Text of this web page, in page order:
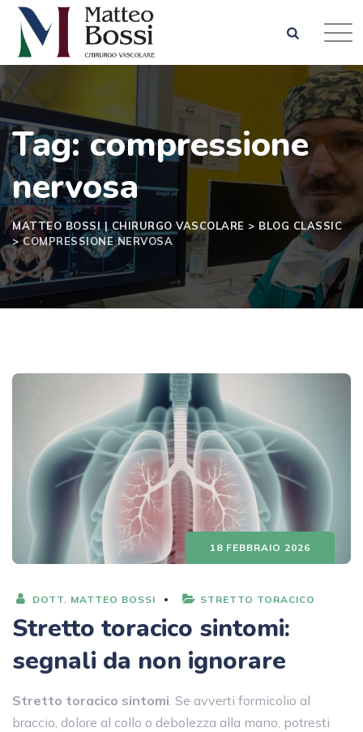
Skip
content
Tag: compressione
nervosa
MATTEO BOSSI | CHIRURGO VASCOLARE > BLOG CLASSIC
>COMPRESSIONE NERVOSA
18 FEBBRAIO 2026
DOTT. MATTEO BOSSI STRETTO TORACICO
Stretto toracico sintomi:
segnali da non ignorare
Stretto toracico sintomi. Se avverti formicolio al
braccio, dolore al collo o debolezza alla mano, potresti